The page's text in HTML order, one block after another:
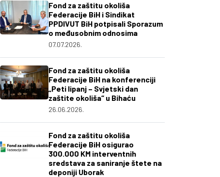
Fond za zaštitu okoliša
Federacije BiH i Sindikat
PPDIVUT BiH potpisali Sporazum
o međusobnim odnosima
07.07.2026.
Fond za zaštitu okoliša
Federacije BiH na konferenciji
„Peti lipanj – Svjetski dan
zaštite okoliša“ u Bihaću
26.06.2026.
Fond za zaštitu okoliša
Federacije BiH osigurao
300.000 KM interventnih
sredstava za saniranje štete na
deponiji Uborak